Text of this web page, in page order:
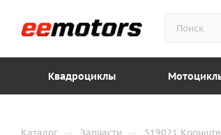
Квадроциклы
Каталог Запчасти 519021